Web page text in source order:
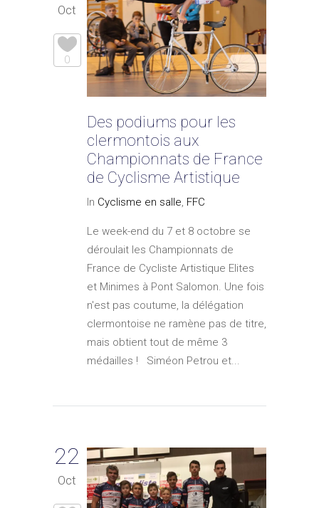
Oct
0
Des podiums pour les
clermontois aux
Championnats de France
de Cyclisme Artistique
In Cyclisme en salle FFC
Le week-end du 7 et 8 octobre se
déroulait les Championnats de
France de Cycliste Artistique Elites
et Minimes à Pont Salomon. Une fois
n'est pas coutume, la délégation
clermontoise ne ramène pas de titre,
mais obtient tout de même 3
médailles ! Siméon Petrou et...
22
Oct